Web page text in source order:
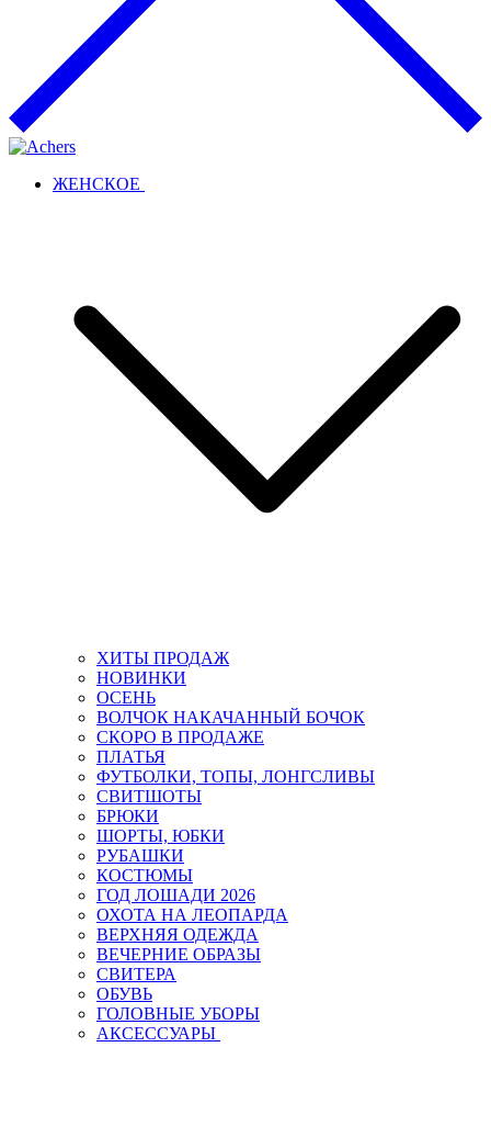
ЖЕНСКОЕ
ХИТЫ ПРОДАЖ
НОВИНКИ
ОСЕНЬ
ВОЛЧОК НАКАЧАННЫЙ БОЧОК
СКОРО В ПРОДАЖЕ
ПЛАТЬЯ
ФУТБОЛКИ, ТОПЫ, ЛОНГСЛИВЫ
СВИТШОТЫ
БРЮКИ
ШОРТЫ, ЮБКИ
РУБАШКИ
КОСТЮМЫ
ГОД ЛОШАДИ 2026
ОХОТА НА ЛЕОПАРДА
ВЕРХНЯЯ ОДЕЖДА
ВЕЧЕРНИЕ ОБРАЗЫ
СВИТЕРА
ОБУВЬ
ГОЛОВНЫЕ УБОРЫ
АКСЕССУАРЫ